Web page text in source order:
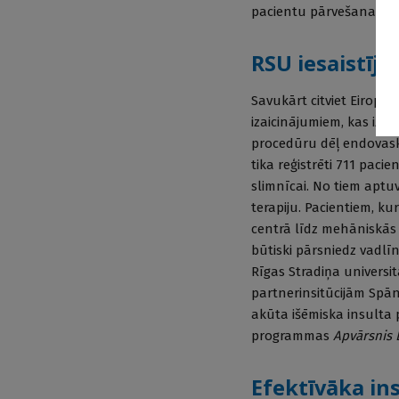
pacientu pārvešana
RSU
Savukārt citviet
izaicinājumiem, kas
procedūru dēļ
tika reģistrēti 711
slimnīcai. No tiem
terapiju. Pacientiem,
centrā līdz
būtiski pārsniedz
Rīgas Stradiņa
partnerinsitūcijām
akūta išēmiska insulta
programmas Apvārsnis
Efektīvāka